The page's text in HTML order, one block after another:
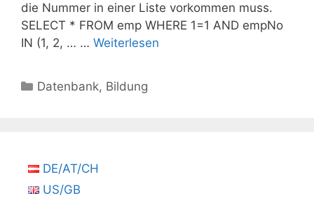
die Nummer in einer Liste vorkommen muss.
SELECT * FROM emp WHERE 1=1 AND empNo
IN (1, 2, … … Weiterlesen
Kategorien
Datenbank, Bildung
DE/AT/CH
US/GB